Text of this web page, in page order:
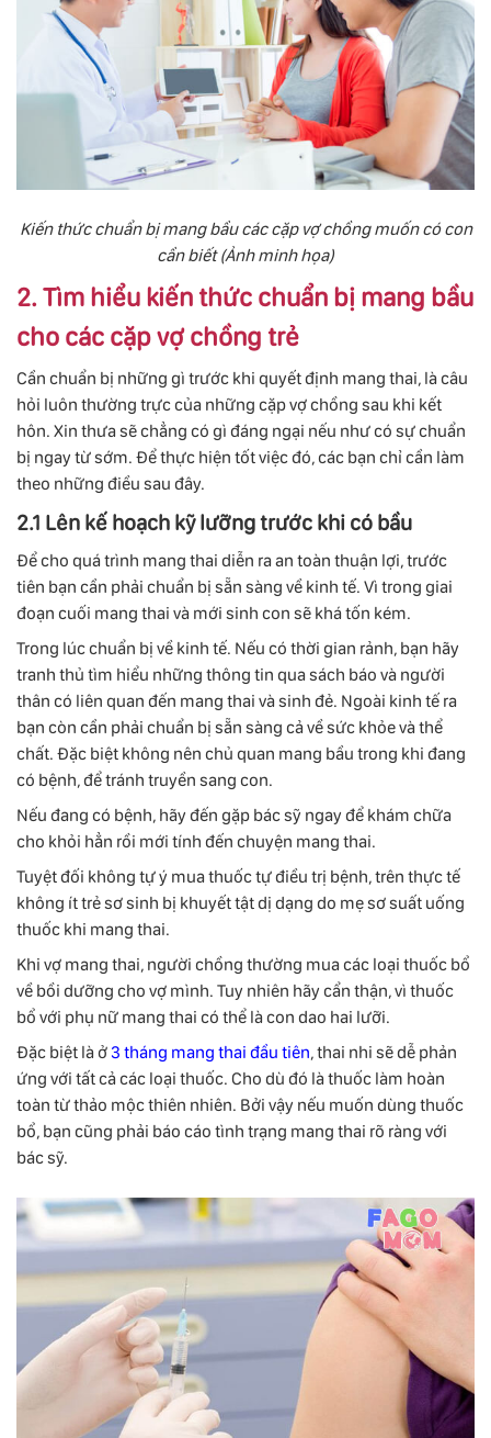
Kiến thức chuẩn bị mang bầu các cặp vợ chồng muốn có con
cần biết (Ảnh minh họa)
2. Tìm hiểu kiến thức chuẩn bị mang bầu
cho các cặp vợ chồng trẻ
Cần chuẩn bị những gì trước khi quyết định mang thai, là câu
hỏi luôn thường trực của những cặp vợ chồng sau khi kết
hôn. Xin thưa sẽ chẳng có gì đáng ngại nếu như có sự chuẩn
bị ngay từ sớm. Để thực hiện tốt việc đó, các bạn chỉ cần làm
theo những điều sau đây.
2.1 Lên kế hoạch kỹ lưỡng trước khi có bầu
Để cho quá trình mang thai diễn ra an toàn thuận lợi, trước
tiên bạn cần phải chuẩn bị sẵn sàng về kinh tế. Vì trong giai
đoạn cuối mang thai và mới sinh con sẽ khá tốn kém.
Trong lúc chuẩn bị về kinh tế. Nếu có thời gian rảnh, bạn hãy
tranh thủ tìm hiểu những thông tin qua sách báo và người
thân có liên quan đến mang thai và sinh đẻ. Ngoài kinh tế ra
bạn còn cần phải chuẩn bị sẵn sàng cả về sức khỏe và thể
chất. Đặc biệt không nên chủ quan mang bầu trong khi đang
có bệnh, để tránh truyền sang con.
Nếu đang có bệnh, hãy đến gặp bác sỹ ngay để khám chữa
cho khỏi hẳn rồi mới tính đến chuyện mang thai.
Tuyệt đối không tự ý mua thuốc tự điều trị bệnh, trên thực tế
không ít trẻ sơ sinh bị khuyết tật dị dạng do mẹ sơ suất uống
thuốc khi mang thai.
Khi vợ mang thai, người chồng thường mua các loại thuốc bổ
về bồi dưỡng cho vợ mình. Tuy nhiên hãy cẩn thận, vì thuốc
bổ với phụ nữ mang thai có thể là con dao hai lưỡi.
Đặc biệt là ở 3 tháng mang thai đầu tiên, thai nhi sẽ dễ phản
ứng với tất cả các loại thuốc. Cho dù đó là thuốc làm hoàn
toàn từ thảo mộc thiên nhiên. Bởi vậy nếu muốn dùng thuốc
bổ, bạn cũng phải báo cáo tình trạng mang thai rõ ràng với
bác sỹ.